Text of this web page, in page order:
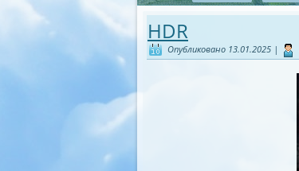
HDR
Опубликовано 13.01.2025 |